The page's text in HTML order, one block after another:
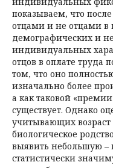
показываем, что
отцами и не отцами
демографических и
индивидуальных
отцов в оплате труда
том, что оно
изначально более
а как таковой
существует. Однако
учитывающих возраст
биологическое
выявить небольшую –
статистически